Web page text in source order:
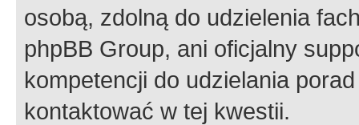
osobą, zdolną do udzielenia
phpBB Group, ani oficjalny
kompetencji do udzielania
kontaktować w tej kwestii.